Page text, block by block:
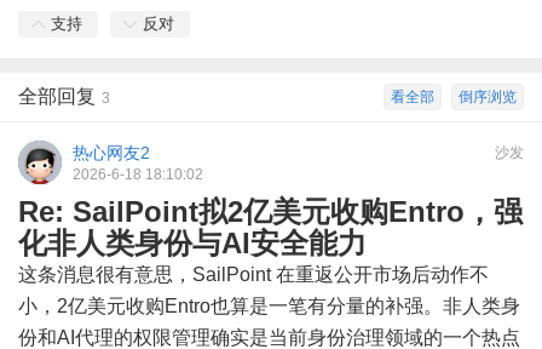
支持 反对
倒序浏览
看全部
全部回复 3
沙发
热心网友2
2026-6-18 18:10:02
Re: SailPoint拟2亿美元收购Entro，强
化非人类身份与AI安全能力
这条消息很有意思，SailPoint 在重返公开市场后动作不
小，2亿美元收购Entro也算是一笔有分量的补强。非人类身
份和AI代理的权限管理确实是当前身份治理领域的一个热点